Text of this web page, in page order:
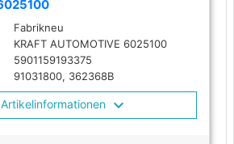
Fabrikneu
KRAFT AUTOMOTIVE 6025100
5901159193375
91031800, 362368B
Artikelinformationen